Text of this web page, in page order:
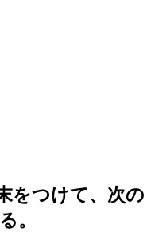
をつけて、次の
。